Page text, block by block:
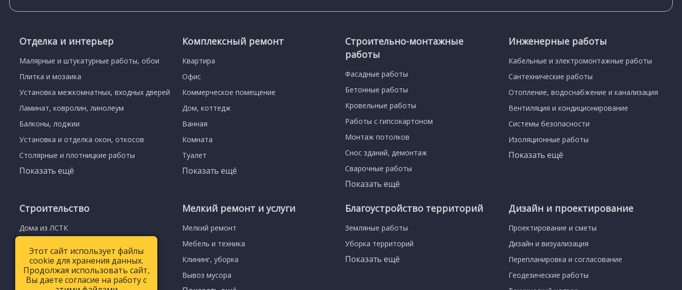
Отделка и интерьер
Малярные и штукатурные работы, обои
Плитка и мозаика
Установка межкомнатных, входных дверей
Ламинат, ковролин, линолеум
Балконы, лоджии
Установка и отделка окон, откосов
Столярные и плотницкие работы
Показать ещё
Комплексный ремонт
Квартира
Офис
Коммерческое помещение
Дом, коттедж
Ванная
Комната
Туалет
Показать ещё
Строительно-монтажные
работы
Фасадные работы
Бетонные работы
Кровельные работы
Работы с гипсокартоном
Монтаж потолков
Снос зданий, демонтаж
Сварочные работы
Показать ещё
Инженерные работы
Кабельные и электромонтажные работы
Сантехнические работы
Отопление, водоснабжение и канализация
Вентиляция и кондиционирование
Системы безопасности
Изоляционные работы
Показать ещё
Строительство
Дома из ЛСТК
Заборы и ворота
Гаражи
Мелкий ремонт и услуги
Мелкий ремонт
Мебель и техника
Клининг, уборка
Вывоз мусора
Благоустройство территорий
Земляные работы
Уборка территорий
Показать ещё
Дизайн и проектирование
Проектирование и сметы
Дизайн и визуализация
Перепланировка и согласование
Геодезические работы
Этот сайт использует файлы
cookie для хранения данных.
Продолжая использовать сайт,
Вы даете согласие на работу с
Этот сайт использует файлы
cookie для хранения данных.
Продолжая использовать сайт,
Вы даете согласие на работу с